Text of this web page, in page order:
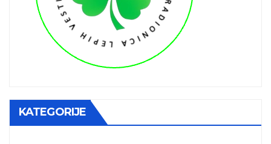
KATEGORIJE